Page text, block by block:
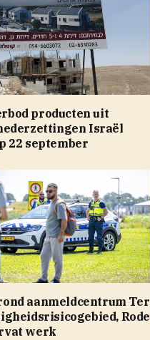
producten uit
Israël
22 september
aanmeldcentrum Ter
Rode
werk